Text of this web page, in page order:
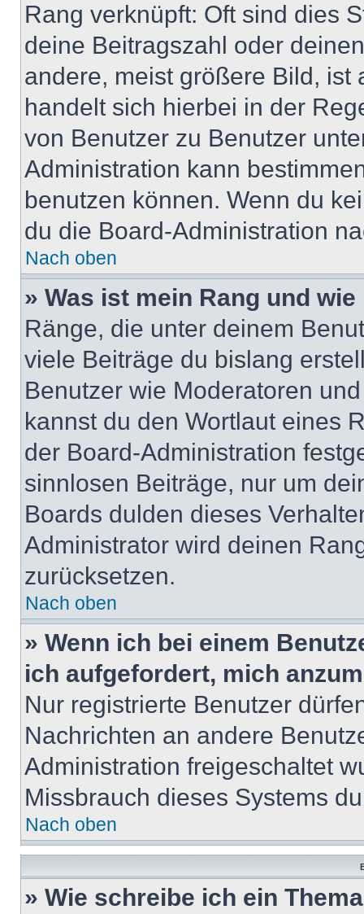
Rang verknüpft: Oft sind dies
deine Beitragszahl oder
andere, meist größere Bild, ist
handelt sich hierbei in der
von Benutzer zu Benutzer
Administration kann
benutzen können. Wenn du
du die Board-Administration
Nach oben
» Was ist mein Rang und
Ränge, die unter deinem
viele Beiträge du bislang
Benutzer wie Moderatoren
kannst du den Wortlaut eines
der Board-Administration
sinnlosen Beiträge, nur um
Boards dulden dieses
Administrator wird deinen
zurücksetzen.
Nach oben
» Wenn ich bei einem
ich aufgefordert, mich
Nur registrierte Benutzer
Nachrichten an andere
Administration freigeschaltet
Missbrauch dieses Systems
Nach oben
» Wie schreibe ich ein